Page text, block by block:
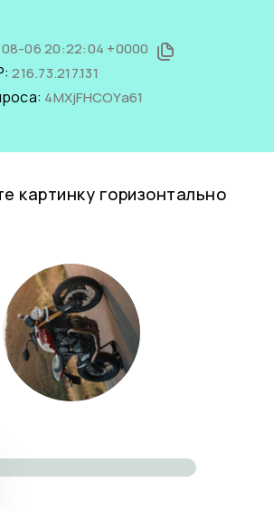
06 20:22:04 +0000
216.73.217.131
4MXjFHCOYa61
картинку горизонтально